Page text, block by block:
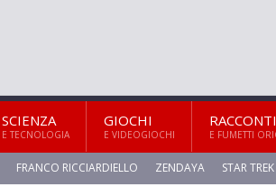
SCIENZA
E TECNOLOGIA
GIOCHI
E VIDEOGIOCHI
RACCONTI
E FUMETTI
FRANCO RICCIARDIELLO ZENDAYA STAR TREK